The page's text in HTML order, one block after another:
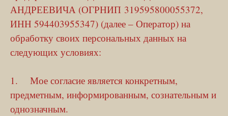
АНДРЕЕВИЧА (ОГРНИП 319595800055372,
ИНН 594403955347) (далее – Оператор) на
обработку своих персональных данных на
следующих условиях:
1. Мое согласие является конкретным,
предметным, информированным, сознательным и
однозначным.